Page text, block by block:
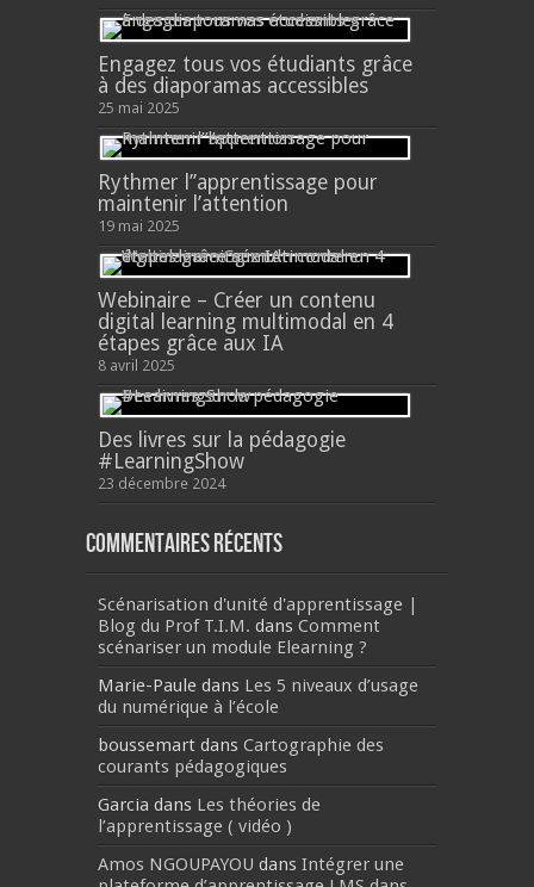
Engagez tous vos étudiants grâce
à des diaporamas accessibles
25 mai 2025
Rythmer l’’apprentissage pour
maintenir l’attention
19 mai 2025
Webinaire – Créer un contenu
digital learning multimodal en 4
étapes grâce aux IA
8 avril 2025
Des livres sur la pédagogie
#LearningShow
23 décembre 2024
Commentaires récents
Scénarisation d'unité d'apprentissage |
Blog du Prof T.I.M. dans Comment
scénariser un module Elearning ?
Marie-Paule dans Les 5 niveaux d’usage
du numérique à l’école
boussemart dans Cartographie des
courants pédagogiques
Garcia dans Les théories de
l’apprentissage ( vidéo )
Amos NGOUPAYOU dans Intégrer une